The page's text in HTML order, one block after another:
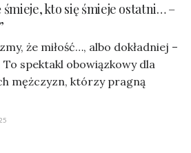
śmieje, kto się śmieje ostatni… –
że miłość…, albo dokładniej –
To spektakl obowiązkowy dla
mężczyzn, którzy pragną